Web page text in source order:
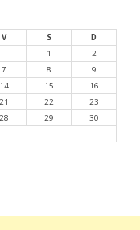
V S
D
1
2
7 8
9
14 15
16
21 22
23
28 29
30